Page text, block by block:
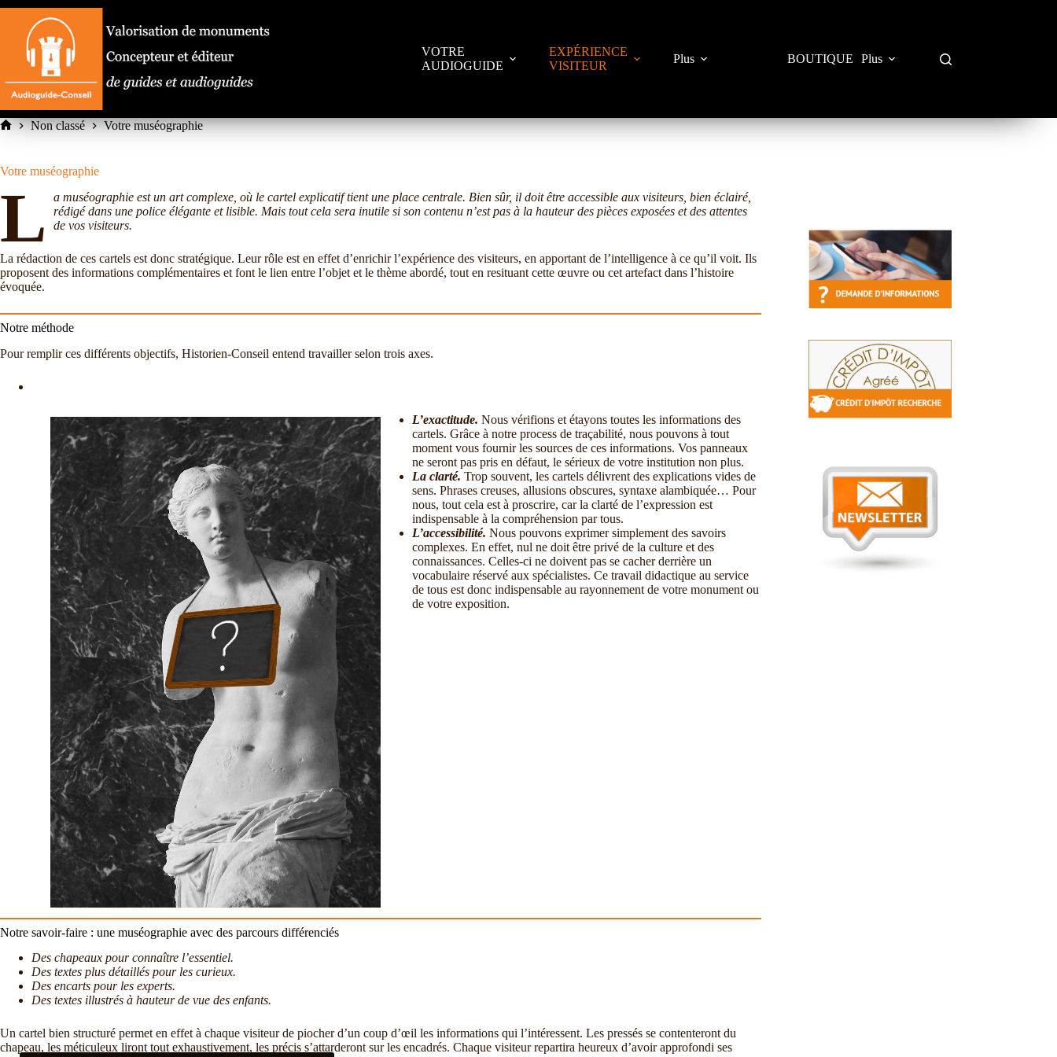
Passer
contenu
VOTRE
AUDIOGUIDE
EXPÉRIENCE
VISITEUR
Plus BOUTIQUE Plus
Non classé Votre muséographie
Votre muséographie
L
a muséographie est un art complexe, où le cartel explicatif tient une place centrale. Bien sûr, il doit être accessible aux visiteurs, bien éclairé,
rédigé dans une police élégante et lisible. Mais tout cela sera inutile si son contenu n’est pas à la hauteur des pièces exposées et des attentes
de vos visiteurs.
La rédaction de ces cartels est donc stratégique. Leur rôle est en effet d’enrichir l’expérience des visiteurs, en apportant de l’intelligence à ce qu’il voit. Ils
proposent des informations complémentaires et font le lien entre l’objet et le thème abordé, tout en resituant cette œuvre ou cet artefact dans l’histoire
évoquée.
Notre méthode
Pour remplir ces différents objectifs, Historien-Conseil entend travailler selon trois axes.
L’exactitude. Nous vérifions et étayons toutes les informations des
cartels. Grâce à notre process de traçabilité, nous pouvons à tout
moment vous fournir les sources de ces informations. Vos panneaux
ne seront pas pris en défaut, le sérieux de votre institution non plus.
La clarté. Trop souvent, les cartels délivrent des explications vides de
sens. Phrases creuses, allusions obscures, syntaxe alambiquée… Pour
nous, tout cela est à proscrire, car la clarté de l’expression est
indispensable à la compréhension par tous.
L’accessibilité. Nous pouvons exprimer simplement des savoirs
complexes. En effet, nul ne doit être privé de la culture et des
connaissances. Celles-ci ne doivent pas se cacher derrière un
vocabulaire réservé aux spécialistes. Ce travail didactique au service
de tous est donc indispensable au rayonnement de votre monument ou
de votre exposition.
Notre savoir-faire : une muséographie avec des parcours différenciés
Des chapeaux pour connaître l’essentiel.
Des textes plus détaillés pour les curieux.
Des encarts pour les experts.
Des textes illustrés à hauteur de vue des enfants.
Un cartel bien structuré permet en effet à chaque visiteur de piocher d’un coup d’œil les informations qui l’intéressent. Les pressés se contenteront du
chapeau, les méticuleux liront tout exhaustivement, les précis s’attarderont sur les encadrés. Chaque visiteur repartira heureux d’avoir approfondi ses